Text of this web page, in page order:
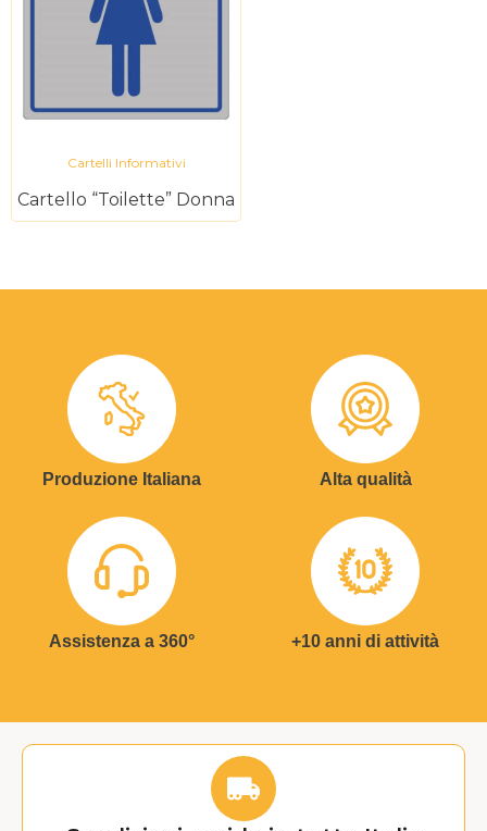
Cartelli Informativi
Cartello “Toilette” Donna
Produzione Italiana Alta qualità
Assistenza a 360° +10 anni di attività